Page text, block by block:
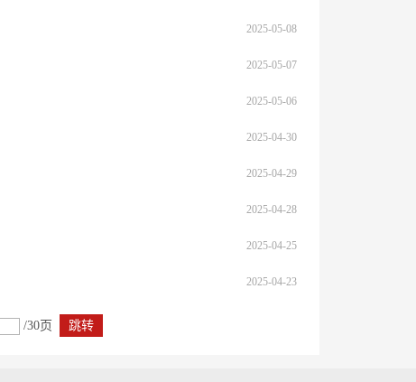
2025-05-08
2025-05-07
2025-05-06
2025-04-30
2025-04-29
2025-04-28
2025-04-25
2025-04-23
/30页 跳转